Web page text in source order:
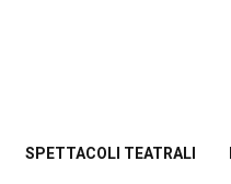
SPETTACOLI TEATRALI